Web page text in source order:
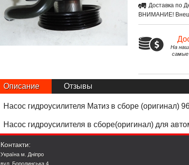
Доставка по
ВНИМАНИЕ!
На
самые
Описание Отзывы
Насос гидроусилителя Матиз в сборе (оригинал)
Насос гидроусилителя в сборе(оригинал) для
Контакти:
Україна м. Дніпро
вул. Бородинська 4